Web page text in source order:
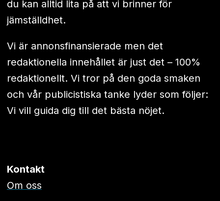
du kan alltid lita på att vi brinner för
jämställdhet.
Vi är annonsfinansierade men det
redaktionella innehållet är just det – 100%
redaktionellt. Vi tror på den goda smaken
och vår publicistiska tanke lyder som följer:
Vi vill guida dig till det bästa nöjet.
Kontakt
Om oss